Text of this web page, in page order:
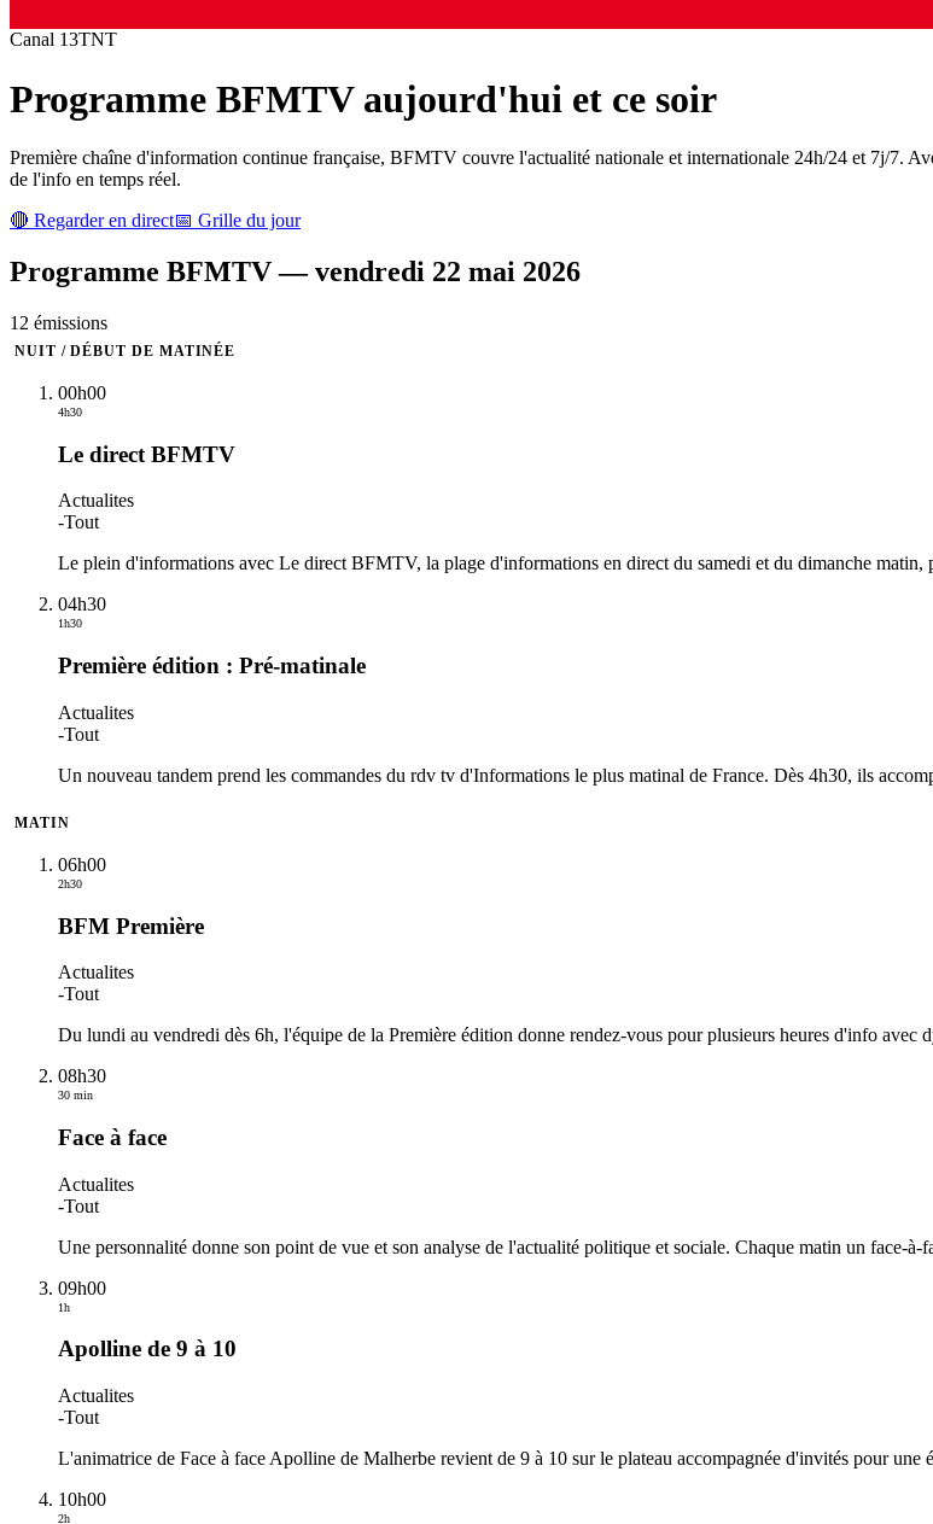
Canal 13TNT
Programme BFMTVaujourd'hui et ce soir
Première chaîne d'information continue française, BFMTV couvre l'actualité nationale et internationale 24h/24 et 7j/7.
de l'info en temps réel.
🔴 Regarder en direct📅 Grille du jour
Programme BFMTV—vendredi 22 mai 2026
12 émissions
NUIT / DÉBUT DE MATINÉE
00h00
4h30
Le direct BFMTV
Actualites
-Tout
Le plein d'informations avec Le direct BFMTV, la plage d'informations en direct du samedi et du dimanche matin,
04h30
1h30
Première édition : Pré-matinale
Actualites
-Tout
Un nouveau tandem prend les commandes du rdv tv d'Informations le plus matinal de France. Dès 4h30, ils
MATIN
06h00
2h30
BFM Première
Actualites
-Tout
Du lundi au vendredi dès 6h, l'équipe de la Première édition donne rendez-vous pour plusieurs heures d'info avec
08h30
30 min
Face à face
Actualites
-Tout
Une personnalité donne son point de vue et son analyse de l'actualité politique et sociale. Chaque matin un face-
09h00
1h
Apolline de 9 à 10
Actualites
-Tout
L'animatrice de Face à face Apolline de Malherbe revient de 9 à 10 sur le plateau accompagnée d'invités pour une
10h00
2h